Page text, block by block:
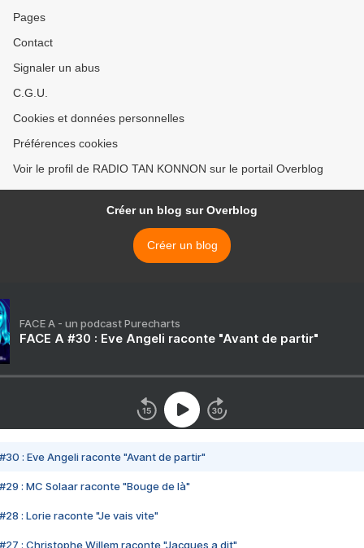
Pages
Contact
Signaler un abus
C.G.U.
Cookies et données personnelles
Préférences cookies
Voir le profil de RADIO TAN KONNON sur le portail Overblog
Créer un blog sur Overblog
Créer un blog
FACE A - un podcast Purecharts
FACE A #30 : Eve Angeli raconte "Avant de partir"
#30 : Eve Angeli raconte "Avant de partir"
#29 : MC Solaar raconte "Bouge de là"
#28 : Lorie raconte "Je vais vite"
#27 : Christophe Willem raconte "Jacques a dit"